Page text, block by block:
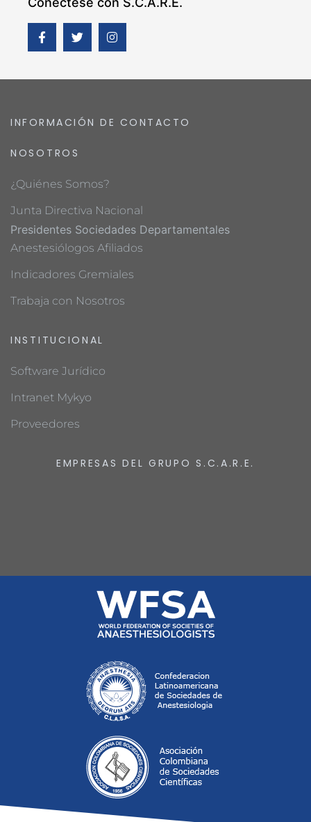
INFORMACIÓN DE CONTACTO
NOSOTROS
¿Quiénes Somos?
Junta Directiva Nacional
Presidentes Sociedades Departamentales
Anestesiólogos Afiliados
Indicadores Gremiales
Trabaja con Nosotros
INSTITUCIONAL
Software Jurídico
Intranet Mykyo
Proveedores
EMPRESAS DEL GRUPO S.C.A.R.E.